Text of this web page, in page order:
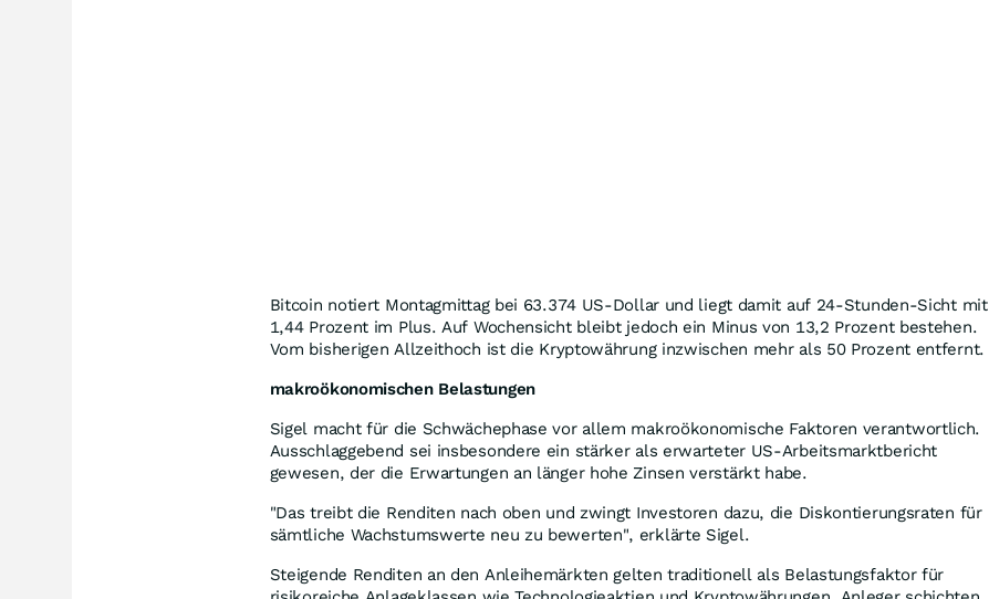
Bitcoin notiert Montagmittag bei 63.374 US-Dollar und liegt damit auf 24-Stunden-Sicht mit
1,44 Prozent im Plus. Auf Wochensicht bleibt jedoch ein Minus von 13,2 Prozent bestehen.
Vom bisherigen Allzeithoch ist die Kryptowährung inzwischen mehr als 50 Prozent entfernt.
makroökonomischen Belastungen
Sigel macht für die Schwächephase vor allem makroökonomische Faktoren verantwortlich.
Ausschlaggebend sei insbesondere ein stärker als erwarteter US-Arbeitsmarktbericht
gewesen, der die Erwartungen an länger hohe Zinsen verstärkt habe.
"Das treibt die Renditen nach oben und zwingt Investoren dazu, die Diskontierungsraten für
sämtliche Wachstumswerte neu zu bewerten", erklärte Sigel.
Steigende Renditen an den Anleihemärkten gelten traditionell als Belastungsfaktor für